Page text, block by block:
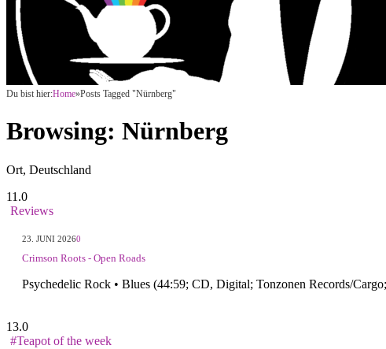
Du bist hier:Home»Posts Tagged "Nürnberg"
Browsing: Nürnberg
Ort, Deutschland
11.0
Reviews
23. JUNI 20260
Crimson Roots - Open Roads
Psychedelic Rock • Blues (44:59; CD, Digital; Tonzonen Records/
13.0
#Teapot of the week